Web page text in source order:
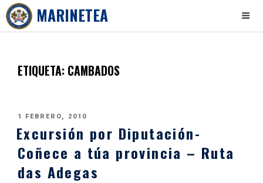
content
MARINETEA
ETIQUETA: CAMBADOS
PUBLICADO
1 FEBRERO, 2010
Excursión por Diputación-
Coñece a túa provincia – Ruta
das Adegas